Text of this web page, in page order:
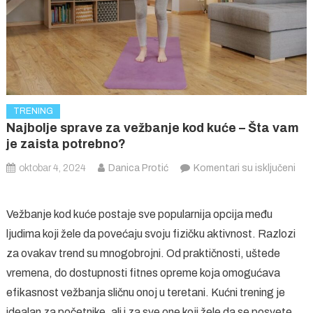
TRENING
Najbolje sprave za vežbanje kod kuće – Šta vam
je zaista potrebno?
oktobar 4, 2024 Danica Protić
Komentari su isključeni
sprave
za
vežbanje
kod
kuće
–
Vežbanje kod kuće postaje sve popularnija opcija među
ljudima koji žele da povećaju svoju fizičku aktivnost. Razlozi
za ovakav trend su mnogobrojni. Od praktičnosti, uštede
vremena, do dostupnosti fitnes opreme koja omogućava
efikasnost vežbanja sličnu onoj u teretani. Kućni trening je